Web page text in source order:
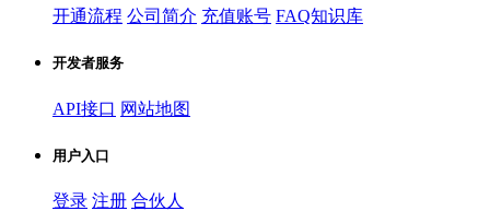
开通流程 公司简介 充值账号 FAQ知识库
开发者服务
API接口 网站地图
用户入口
登录 注册 合伙人